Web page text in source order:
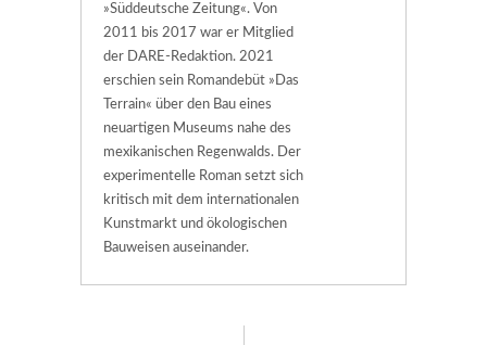
»Süddeutsche Zeitung«. Von
2011 bis 2017 war er Mitglied
der DARE-Redaktion. 2021
erschien sein Romandebüt »Das
Terrain« über den Bau eines
neuartigen Museums nahe des
mexikanischen Regenwalds. Der
experimentelle Roman setzt sich
kritisch mit dem internationalen
Kunstmarkt und ökologischen
Bauweisen auseinander.